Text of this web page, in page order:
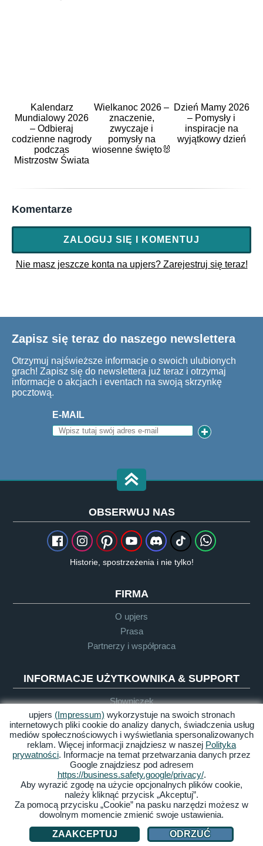
Kalendarz
Mundialowy 2026
– Odbieraj
codzienne nagrody
podczas
Mistrzostw Świata
Wielkanoc 2026 –
znaczenie,
zwyczaje i
pomysły na
wiosenne święto🐰
Dzień Mamy 2026
– Pomysły i
inspiracje na
wyjątkowy dzień
Komentarze
ZALOGUJ SIĘ I KOMENTUJ
Nie masz jeszcze konta na upjers? Zarejestruj się teraz!
Zapisz się teraz do naszego newslettera
Otrzymuj najświeższe informacje o swoich ulubionych
grach! Zapisz się do newslettera już teraz i otrzymaj
informacje o akcjach i eventach na swoją skrzynkę
pocztową.
E-MAIL
OBSERWUJ NAS
Historie, spostrzeżenia i nie tylko!
FIRMA
O upjers
Prasa
Partnerzy i współpraca
INFORMACJE UŻYTKOWNIKA & SUPPORT
Słowniczek
Wytyczne dla Let's Plays
Support
Polityka
prywatności
OWH
Zarządzaj ciasteczkami
© 2026 upjers GmbH
upjers (Impressum) wykorzystuje na swoich stronach
internetowych pliki cookie do analizy danych, świadczenia usług
mediów społecznościowych i wyświetlania spersonalizowanych
reklam. Więcej informacji znajdziesz w naszej Polityka
prywatności. Informacje na temat przetwarzania danych przez
Google znajdziesz pod adresem
https://business.safety.google/privacy/.
Aby wyrazić zgodę na użycie opcjonalnych plików cookie,
należy kliknąć przycisk „Akceptuj”.
Za pomocą przycisku „Cookie” na pasku narzędzi możesz w
dowolnym momencie zmienić swoje ustawienia.
ZAAKCEPTUJ
ODRZUĆ